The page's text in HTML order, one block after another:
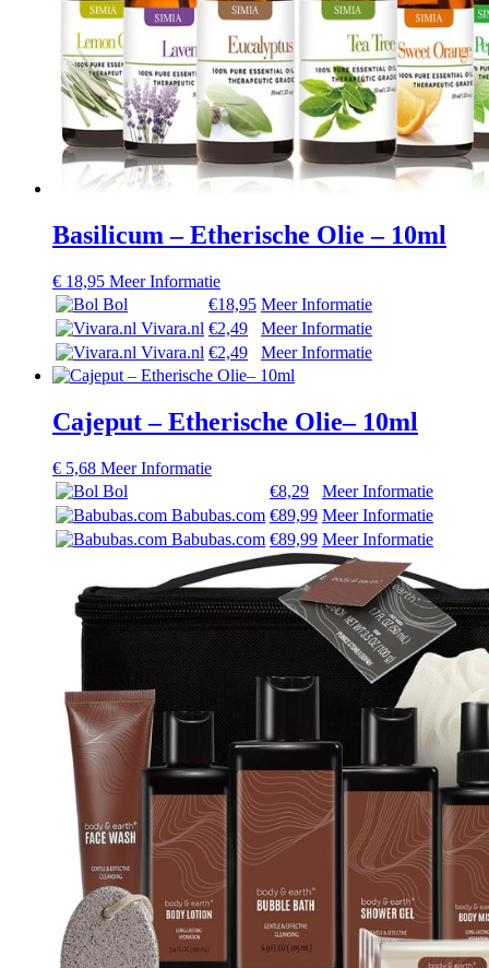
Basilicum – Etherische Olie – 10ml
€ 18,95 Meer Informatie
Bol
€18,95 Meer Informatie
Vivara.nl €2,49
Meer Informatie
Vivara.nl €2,49 Meer Informatie
Cajeput – Etherische Olie– 10ml
€ 5,68 Meer Informatie
Bol
€8,29
Meer Informatie
Babubas.com €89,99 Meer Informatie
Babubas.com €89,99 Meer Informatie